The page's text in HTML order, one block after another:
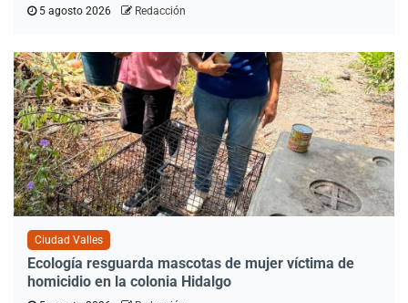
5 agosto 2026 Redacción
Ciudad Valles
Ecología resguarda mascotas de mujer víctima de
homicidio en la colonia Hidalgo